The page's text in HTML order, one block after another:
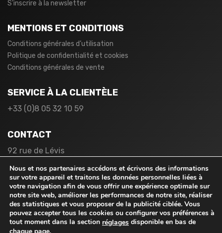
S’inscrire à la newsletter
MENTIONS ET CONDITIONS
Conditions générales d’utilisation
Politique de confidentialité et cookies
Conditions générales de vente
SERVICE À LA CLIENTÈLE
+33 (0)8 05 32 10 59
CONTACT
92 rue de Lévis
France
Nous et nos partenaires accédons et écrivons des informations
sur votre appareil et traitons les données personnelles liées à
votre navigation afin de vous offrir une expérience optimale sur
notre site web, améliorer les performances de notre site, réaliser
des statistiques et vous proposer de la publicité ciblée. Vous
pouvez accepter tous les cookies ou configurer vos préférences à
tout moment dans la section réglages disponible en bas de